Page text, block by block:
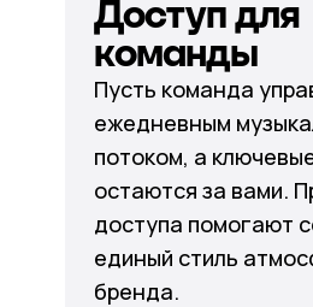
Доступ для
команды
Пусть команда
ежедневным
потоком, а
остаются за вами.
доступа помогают
единый стиль
бренда.